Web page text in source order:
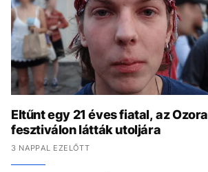
Eltűnt egy 21 éves fiatal, az Ozora
fesztiválon látták utoljára
3 NAPPAL EZELŐTT